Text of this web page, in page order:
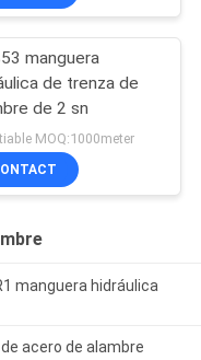
manguera
de trenza de
de 2 sn
MOQ:1000meter
manguera hidráulica
acero de alambre